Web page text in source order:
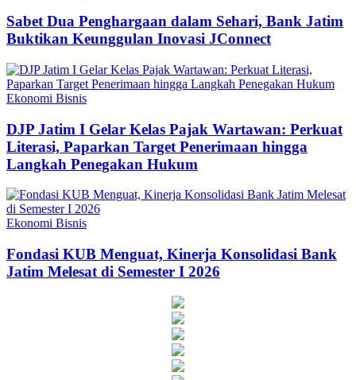
Sabet Dua Penghargaan dalam Sehari, Bank Jatim
Buktikan Keunggulan Inovasi JConnect
Ekonomi Bisnis
DJP Jatim I Gelar Kelas Pajak Wartawan: Perkuat
Literasi, Paparkan Target Penerimaan hingga
Langkah Penegakan Hukum
Ekonomi Bisnis
Fondasi KUB Menguat, Kinerja Konsolidasi Bank
Jatim Melesat di Semester I 2026